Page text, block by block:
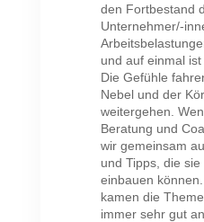
den Fortbestand
Unternehmer/-
und auf einmal
Die Gefühle
Nebel und der
weitergehen.
Beratung und
wir gemeinsam
und Tipps, die
einbauen
kamen die
immer sehr gut